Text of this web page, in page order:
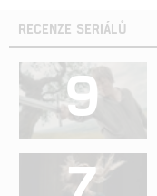
RECENZE SERIÁLŮ
9